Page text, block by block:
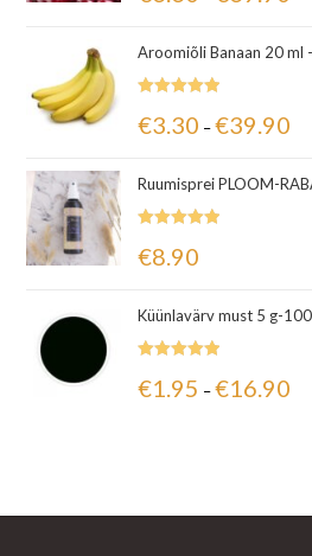
Aroomiõli Banaan 20 ml
5.00/ 5
€3.30 – €39.90
Ruumisprei PLOOM-
5.00/ 5
€8.90
Küünlavärv must 5 g-
5.00/ 5
€1.95 – €16.90